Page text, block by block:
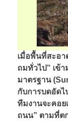
เมื่อพื้นที่สะอ
ถมทั่วไป” เข้
มาตรฐาน
กับการบดอัดไ
ทีมงานจะคอย
ถนน” ตามที่ต